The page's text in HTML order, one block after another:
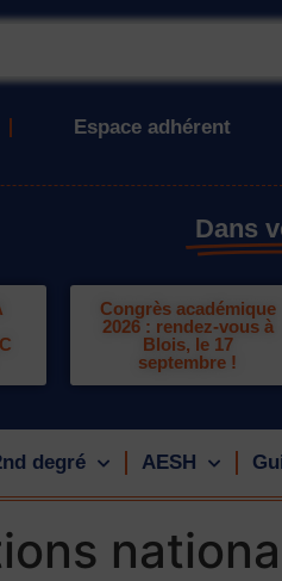
Espace adhérent
Dans
Congrès académique
2026 : rendez-vous à
Blois, le 17
septembre !
degré AESH